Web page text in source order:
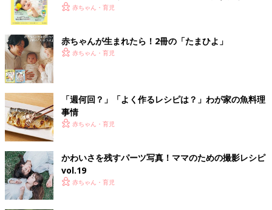
楽天ブックスで見る
離乳完了期 1才～1才6カ月ごろのレシピ
乳食完了期1歳 ～1歳6ヶ月ごろ
1歳～1歳6ヶ月ごろから使える、米、めん、パ
ンなど炭水化物を含む食材を使った、エネルギ
ー源になる炭水化物のレシピをご紹介。型抜き
く！ おっぱい・ミルクの基本と夏のトラブル 解決テ
赤ちゃん・育児
赤ちゃんが生まれたら！2冊の「たまひよ」
赤ちゃん・育児
「週何回？」「よく作るレシピは？」わが家の魚料理
事情
赤ちゃん・育児
かわいさを残すパーツ写真！ママのための撮影レシピ
vol.19
赤ちゃん・育児